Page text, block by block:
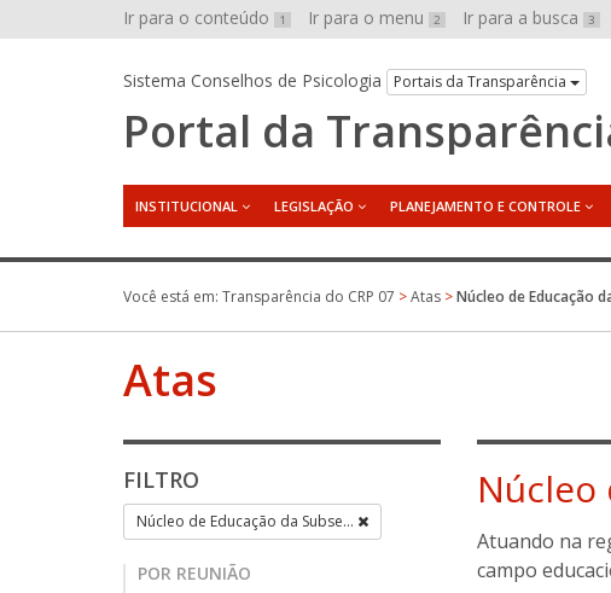
Ir para o conteúdo 1 Ir para o menu 2 Ir para a busca 3
Sistema Conselhos de Psicologia Portais da Transparência
Portal da
INSTITUCIONAL LEGISLAÇÃO PLANEJAMENTO E CONTROLE
Você está em: Transparência do CRP 07 >Atas >Núcleo de Educação
Atas
FILTRO
Núcleo de Educação da Subse...
POR REUNIÃO
Núcleo
Atuando na
campo